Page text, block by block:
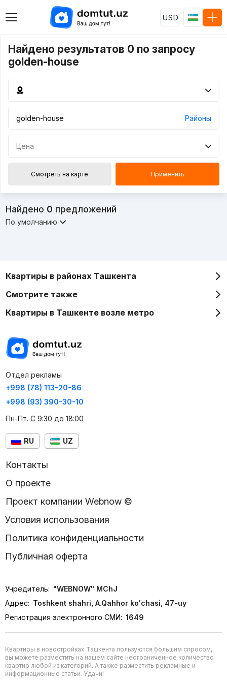
USD
Найдено результатов 0 по запросу
golden-house
Районы
Цена
Смотреть на карте Применить
Найдено 0 предложений
По умолчанию
Квартиры в районах Ташкента
Смотрите также
Квартиры в Ташкенте возле метро
Отдел рекламы
+998 (78) 113-20-86
+998 (93) 390-30-10
Пн-Пт. С 9:30 до 18:00
RU UZ
Контакты
О проекте
Проект компании Webnow ©
Условия использования
Политика конфиденциальности
Публичная оферта
Учредитель: "WEBNOW" MChJ
Адрес: Toshkent shahri, A.Qahhor ko'chasi, 47-uy
Регистрация электронного СМИ: 1649
Квартиры в новостройках Ташкента пользуются большим спросом,
вы можете разместить на нашем сайте неограниченное количество
квартир любой из категорий. А также разместить рекламные и
информационные статьи. Удачи!